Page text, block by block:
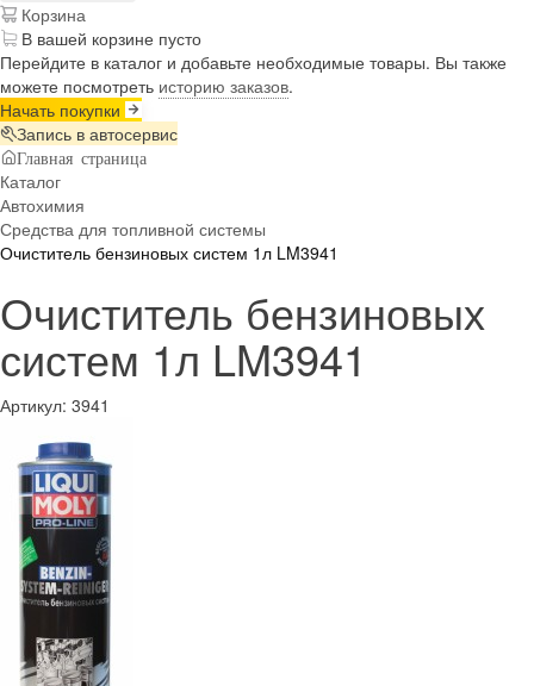
Корзина
В вашей корзине пусто
Перейдите в каталог и добавьте необходимые товары. Вы также
можете посмотреть историю заказов.
Начать покупки
Запись в автосервис
Главная страница
Каталог
Автохимия
Средства для топливной системы
Очиститель бензиновых систем 1л LM3941
Очиститель бензиновых
систем 1л LM3941
Артикул: 3941